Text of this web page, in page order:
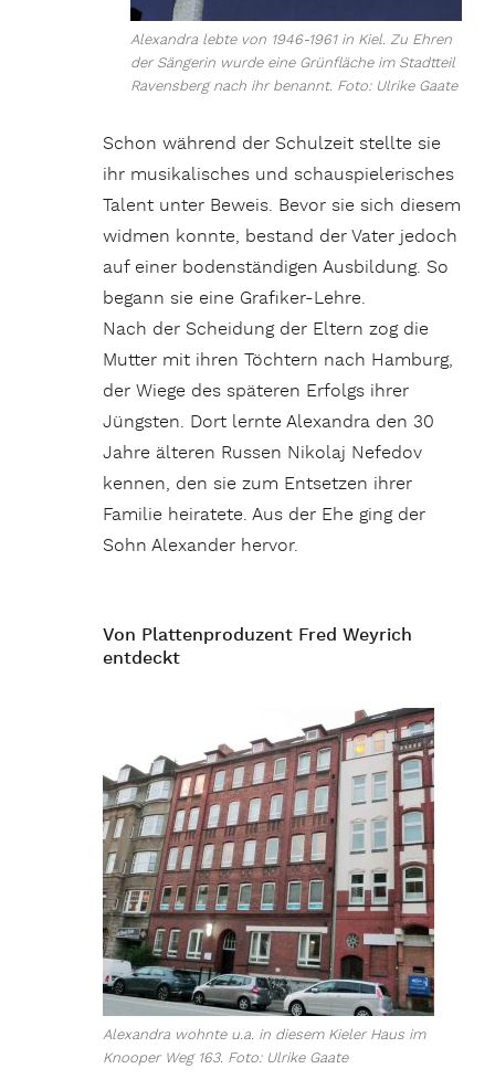
Alexandra lebte von 1946-1961 in Kiel. Zu Ehren
der Sängerin wurde eine Grünfläche im Stadtteil
Ravensberg nach ihr benannt. Foto: Ulrike Gaate
Schon während der Schulzeit stellte sie
ihr musikalisches und schauspielerisches
Talent unter Beweis. Bevor sie sich diesem
widmen konnte, bestand der Vater jedoch
auf einer bodenständigen Ausbildung. So
begann sie eine Grafiker-Lehre.
Nach der Scheidung der Eltern zog die
Mutter mit ihren Töchtern nach Hamburg,
der Wiege des späteren Erfolgs ihrer
Jüngsten. Dort lernte Alexandra den 30
Jahre älteren Russen Nikolaj Nefedov
kennen, den sie zum Entsetzen ihrer
Familie heiratete. Aus der Ehe ging der
Sohn Alexander hervor.
Von Plattenproduzent Fred Weyrich
entdeckt
Alexandra wohnte u.a. in diesem Kieler Haus im
Knooper Weg 163. Foto: Ulrike Gaate